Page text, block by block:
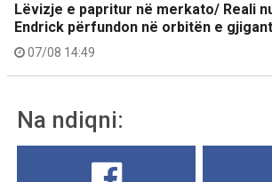
Lëvizje e papritur në merkato/ Reali
Endrick përfundon në orbitën e
07/08 14:49
Na ndiqni: